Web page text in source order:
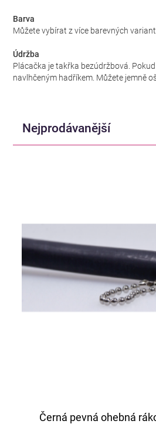
Barva
Můžete vybírat z více barevných variant
Údržba
Plácačka je takřka bezúdržbová.
navlhčeným hadříkem. Můžete jemně
Nejprodávanější
Černá pevná ohebná